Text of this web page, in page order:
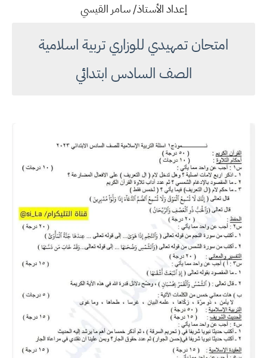
إعداد الأستاذ/ سامر القيسي
امتحان تمهيدي للوزاري تربية اسلامية
الصف السادس ابتدائي